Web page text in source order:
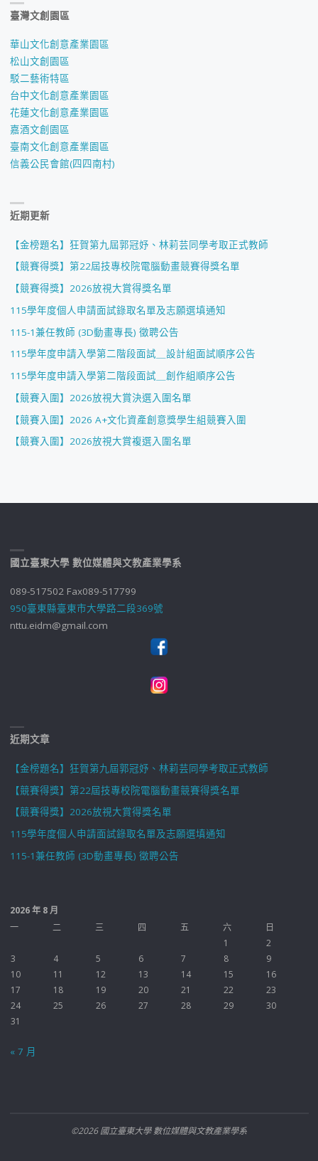
臺灣文創園區
華山文化創意產業園區
松山文創園區
駁二藝術特區
台中文化創意產業園區
花蓮文化創意產業園區
嘉酒文創園區
臺南文化創意產業園區
信義公民會館(四四南村)
近期更新
【金榜題名】狂賀第九屆郭冠妤、林莉芸同學考取正式教師
【競賽得獎】第22屆技專校院電腦動畫競賽得獎名單
【競賽得獎】2026放視大賞得獎名單
115學年度個人申請面試錄取名單及志願選填通知
115-1兼任教師 (3D動畫專長) 徵聘公告
115學年度申請入學第二階段面試＿設計組面試順序公告
115學年度申請入學第二階段面試＿創作組順序公告
【競賽入圍】2026放視大賞決選入圍名單
【競賽入圍】2026 A+文化資產創意獎學生組競賽入圍
【競賽入圍】2026放視大賞複選入圍名單
國立臺東大學 數位媒體與文教產業學系
089-517502 Fax089-517799
950臺東縣臺東市大學路二段369號
nttu.eidm@gmail.com
近期文章
【金榜題名】狂賀第九屆郭冠妤、林莉芸同學考取正式教師
【競賽得獎】第22屆技專校院電腦動畫競賽得獎名單
【競賽得獎】2026放視大賞得獎名單
115學年度個人申請面試錄取名單及志願選填通知
115-1兼任教師 (3D動畫專長) 徵聘公告
2026 年 8 月
一
二 三 四 五 六
日
1
2
3
4 5 6 7 8
9
10
11 12 13 14 15
16
17
18 19 20 21 22
23
24
25 26 27 28 29
30
31
« 7 月
©2026 國立臺東大學 數位媒體與文教產業學系